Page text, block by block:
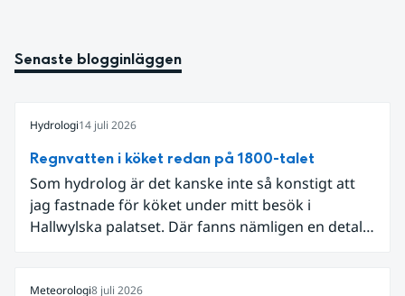
Senaste blogginläggen
Hydrologi14 juli 2026
Regnvatten i köket redan på 1800-talet
Som hydrolog är det kanske inte så konstigt att
jag fastnade för köket under mitt besök i
Hallwylska palatset. Där fanns nämligen en detalj
Meteorologi8 juli 2026